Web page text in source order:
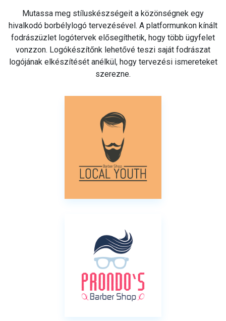
Mutassa meg stíluskészségeit a közönségnek egy
hivalkodó borbélylogó tervezésével. A platformunkon kínált
fodrászüzlet logótervek elősegíthetik, hogy több ügyfelet
vonzzon. Logókészítőnk lehetővé teszi saját fodrászat
logójának elkészítését anélkül, hogy tervezési ismereteket
szerezne.